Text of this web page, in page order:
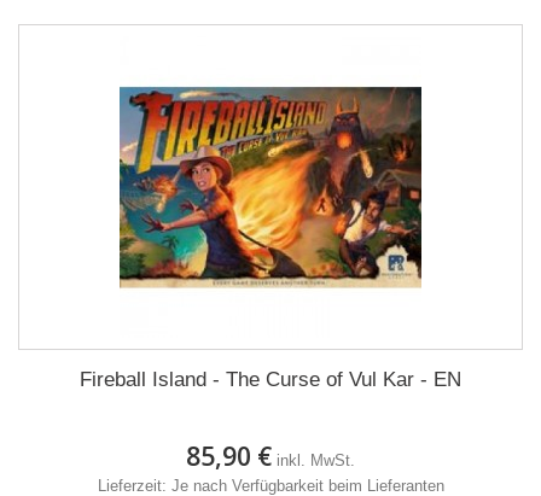
Fireball Island - The Curse of Vul Kar - EN
85,90 € inkl. MwSt.
Lieferzeit: Je nach Verfügbarkeit beim Lieferanten